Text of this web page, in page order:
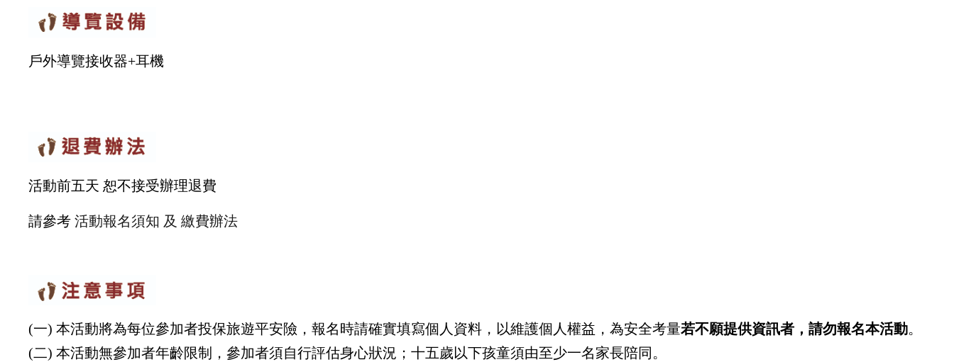
戶外導覽接收器+耳機
活動前五天 恕不接受辦理退費
請參考 活動報名須知 及 繳費辦法
(一) 本活動將為每位參加者投保旅遊平安險，報名時請確實填寫個人資料，以維護個人權益，為安全考量若不願提供資訊者，請勿報名本活動。
(二) 本活動無參加者年齡限制，參加者須自行評估身心狀況；十五歲以下孩童須由至少一名家長陪同。